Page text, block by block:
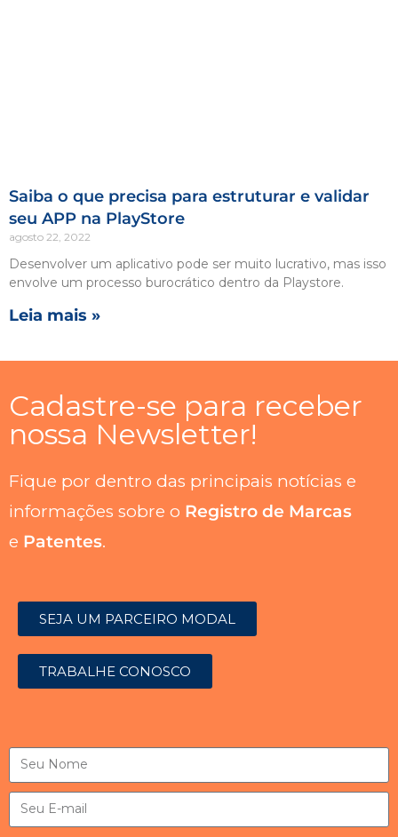
Saiba o que precisa para estruturar e validar
seu APP na PlayStore
agosto 22, 2022
Desenvolver um aplicativo pode ser muito lucrativo, mas isso
envolve um processo burocrático dentro da Playstore.
Leia mais »
Cadastre-se para receber
nossa Newsletter!
Fique por dentro das principais notícias e
informações sobre o Registro de Marcas
e Patentes.
SEJA UM PARCEIRO MODAL
TRABALHE CONOSCO